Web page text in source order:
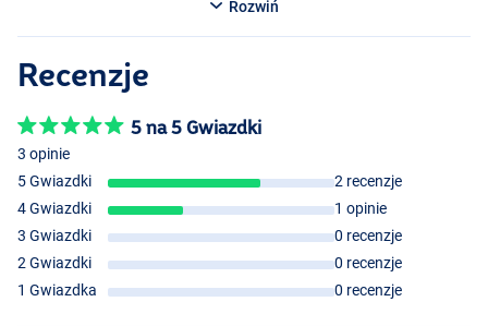
Rozwiń
Recenzje
5 na 5 Gwiazdki
3 opinie
5 Gwiazdki
2 recenzje
4 Gwiazdki
1 opinie
3 Gwiazdki
0 recenzje
2 Gwiazdki
0 recenzje
1 Gwiazdka
0 recenzje